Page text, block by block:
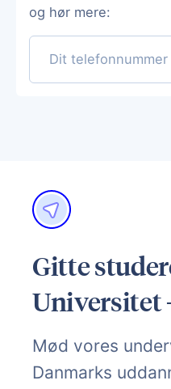
og hør mere:
Gitte
Universitet
Mød vores
Danmarks